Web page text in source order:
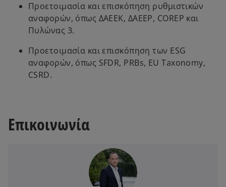
Προετοιμασία και επισκόπηση ρυθμιστικών
αναφορών, όπως ΔΑΕΕΚ, ΔΑΕΕΡ, COREP και
Πυλώνας 3.
Προετοιμασία και επισκόπηση των ESG
αναφορών, όπως SFDR, PRBs, EU Taxonomy,
CSRD.
Επικοινωνία